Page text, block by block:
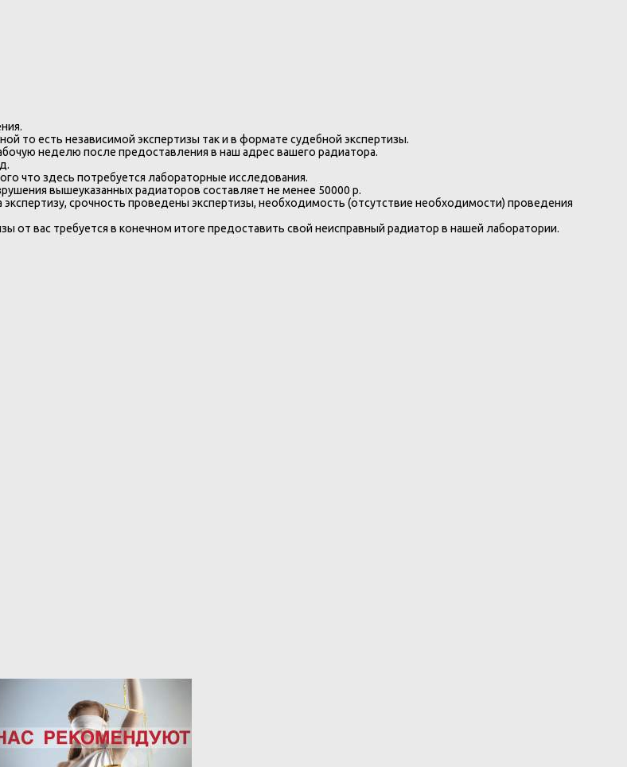
то есть независимой экспертизы так и в формате судебной экспертизы.
неделю после предоставления в наш адрес вашего радиатора.
что здесь потребуется лабораторные исследования.
вышеуказанных радиаторов составляет не менее 50000 р.
срочность проведены экспертизы, необходимость (отсутствие необходимости) проведения
от вас требуется в конечном итоге предоставить свой неисправный радиатор в нашей лаборатории.